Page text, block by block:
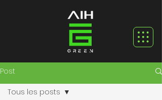
Post
Tous les posts